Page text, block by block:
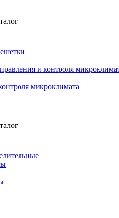
и контроля
микроклимата